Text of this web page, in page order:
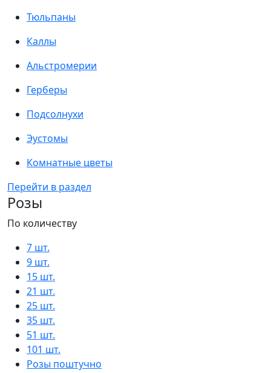
Тюльпаны
Каллы
Альстромерии
Герберы
Подсолнухи
Эустомы
Комнатные цветы
Перейти в раздел
Розы
По количеству
7 шт.
9 шт.
15 шт.
21 шт.
25 шт.
35 шт.
51 шт.
101 шт.
Розы поштучно